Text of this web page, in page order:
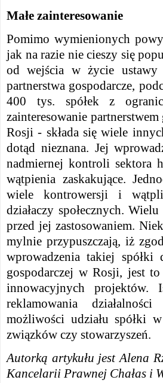
Małe zainteresowanie
Pomimo wymienionych
jak na razie nie cieszy się
od wejścia w życie ustawy
partnerstwa gospodarcze,
400 tys. spółek z
zainteresowanie
Rosji - składa się wiele
dotąd nieznana. Jej
nadmiernej kontroli sektora
wątpienia zaskakujące.
wiele kontrowersji i
działaczy społecznych.
przed jej zastosowaniem.
mylnie przypuszczają, iż
wprowadzenia takiej spółki
gospodarczej w Rosji, jest
innowacyjnych projektów.
reklamowania
możliwości udziału spółki
związków czy stowarzyszeń.
Autorką artykułu jest Alena
Kancelarii Prawnej Chałas i